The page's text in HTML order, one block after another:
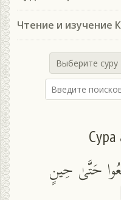
Чтение и изучение
Выберите суру
Сура
حَتَّىٰ حِينٍ